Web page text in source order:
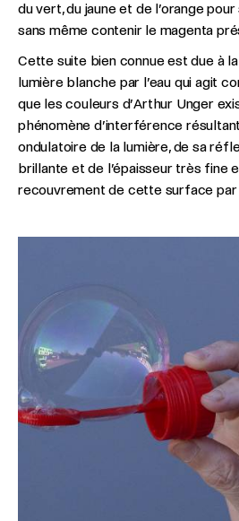
du vert, du jaune et de l’orange
sans même contenir le magenta
Cette suite bien connue est due à
lumière blanche par l’eau qui agit
que les couleurs d’Arthur Unger
phénomène d’interférence
ondulatoire de la lumière, de sa
brillante et de l’épaisseur très fine
recouvrement de cette surface par